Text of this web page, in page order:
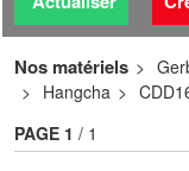
Nos matériels
Hangcha
PAGE 1 / 1